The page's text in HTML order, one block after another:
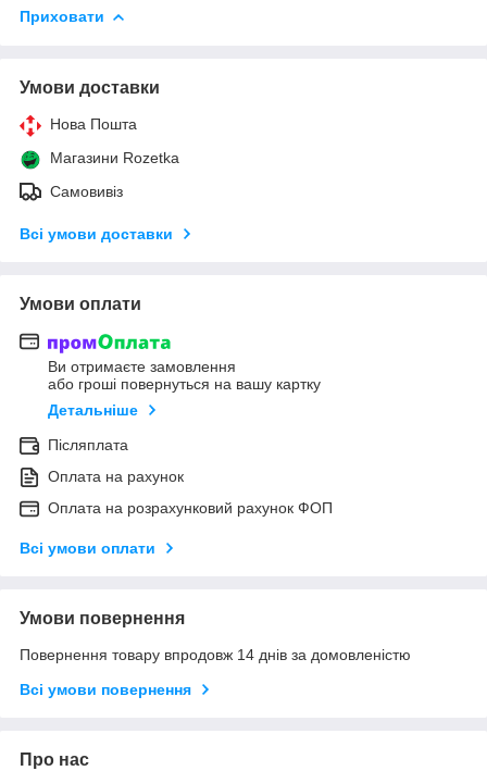
Приховати
Умови доставки
Нова Пошта
Магазини Rozetka
Самовивіз
Всі умови доставки
Умови оплати
Ви отримаєте замовлення
або гроші повернуться на вашу картку
Детальніше
Післяплата
Оплата на рахунок
Оплата на розрахунковий рахунок ФОП
Всі умови оплати
Умови повернення
Повернення товару впродовж 14 днів за домовленістю
Всі умови повернення
Про нас